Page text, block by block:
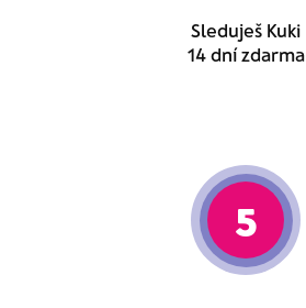
Sleduješ Kuki
14 dní zdarma
5